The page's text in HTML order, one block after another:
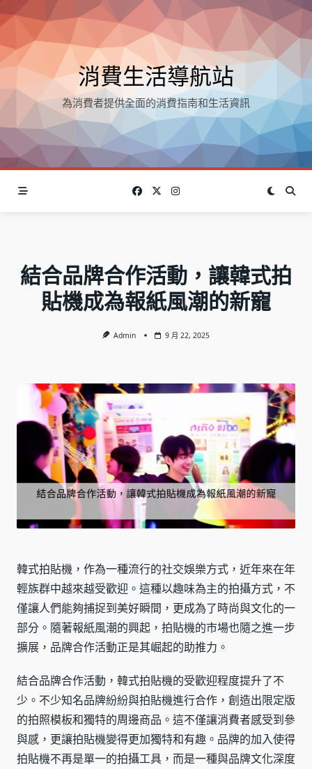
Skip
to
content
消費生活導航站
為消費者提供全面的消費指南和生活資訊
結合品牌合作活動，讓韓式拍
貼機成為報紙風潮的新寵
Admin 9 月 22, 2025
韓式拍貼機，作為一種流行的社交娛樂方式，近年來在年
輕族群中越來越受歡迎。這種以趣味為主的拍攝方式，不
僅讓人們能夠捕捉到美好瞬間，更成為了時尚與文化的一
部分。隨著報紙風潮的興起，拍貼機的市場也隨之進一步
擴展，品牌合作活動正是其崛起的助推力。
結合品牌合作活動，韓式拍貼機的受歡迎程度提升了不
少。不少知名品牌紛紛與拍貼機進行合作，創造出限定版
的拍照模板和獨特的周邊商品。這不僅讓消費者感受到參
與感，更讓拍貼機變得更加獨特和有趣。品牌的加入使得
拍貼機不再是單一的拍攝工具，而是一種與品牌文化深度